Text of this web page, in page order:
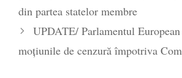
din partea statelor membre
UPDATE/ Parlamentul
moțiunile de cenzură împotriva